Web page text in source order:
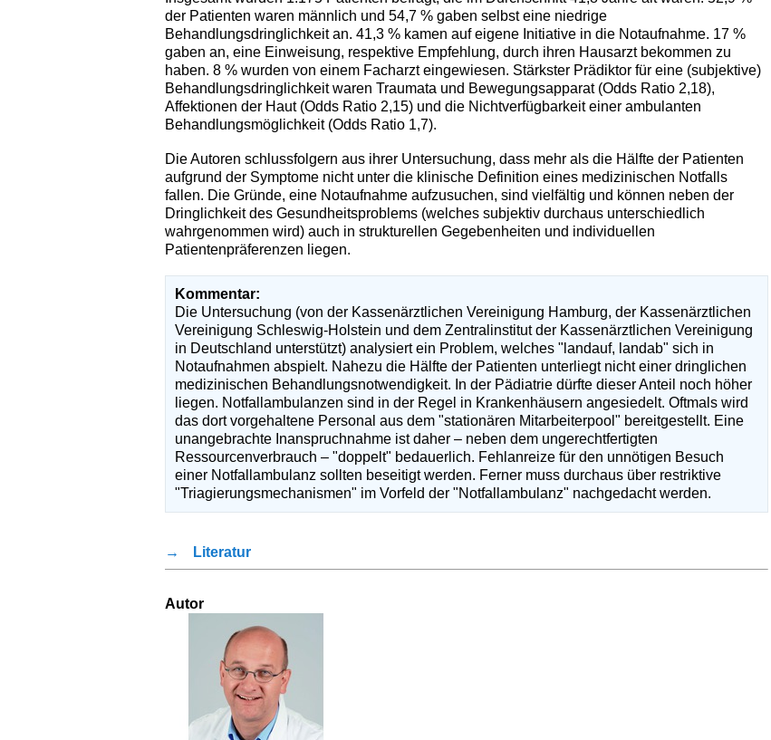
der Patienten waren männlich und 54,7 % gaben selbst eine niedrige
Behandlungsdringlichkeit an. 41,3 % kamen auf eigene Initiative in die Notaufnahme. 17 %
gaben an, eine Einweisung, respektive Empfehlung, durch ihren Hausarzt bekommen zu
haben. 8 % wurden von einem Facharzt eingewiesen. Stärkster Prädiktor für eine (subjektive)
Behandlungsdringlichkeit waren Traumata und Bewegungsapparat (Odds Ratio 2,18),
Affektionen der Haut (Odds Ratio 2,15) und die Nichtverfügbarkeit einer ambulanten
Behandlungsmöglichkeit (Odds Ratio 1,7).
Die Autoren schlussfolgern aus ihrer Untersuchung, dass mehr als die Hälfte der Patienten
aufgrund der Symptome nicht unter die klinische Definition eines medizinischen Notfalls
fallen. Die Gründe, eine Notaufnahme aufzusuchen, sind vielfältig und können neben der
Dringlichkeit des Gesundheitsproblems (welches subjektiv durchaus unterschiedlich
wahrgenommen wird) auch in strukturellen Gegebenheiten und individuellen
Patientenpräferenzen liegen.
Kommentar:
Die Untersuchung (von der Kassenärztlichen Vereinigung Hamburg, der Kassenärztlichen
Vereinigung Schleswig-Holstein und dem Zentralinstitut der Kassenärztlichen Vereinigung
in Deutschland unterstützt) analysiert ein Problem, welches "landauf, landab" sich in
Notaufnahmen abspielt. Nahezu die Hälfte der Patienten unterliegt nicht einer dringlichen
medizinischen Behandlungsnotwendigkeit. In der Pädiatrie dürfte dieser Anteil noch höher
liegen. Notfallambulanzen sind in der Regel in Krankenhäusern angesiedelt. Oftmals wird
das dort vorgehaltene Personal aus dem "stationären Mitarbeiterpool" bereitgestellt. Eine
unangebrachte Inanspruchnahme ist daher – neben dem ungerechtfertigten
Ressourcenverbrauch – "doppelt" bedauerlich. Fehlanreize für den unnötigen Besuch
einer Notfallambulanz sollten beseitigt werden. Ferner muss durchaus über restriktive
"Triagierungsmechanismen" im Vorfeld der "Notfallambulanz" nachgedacht werden.
→ Literatur
Autor